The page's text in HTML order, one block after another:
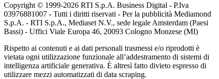
Copyright © 1999-2026 RTI S.p.A. Business Digital - P.Iva
03976881007 - Tutti i diritti riservati - Per la pubblicità Mediamond
S.p.A. - RTI S.p.A., Mediaset N.V., sede legale Amsterdam (Paesi
Bassi) - Uffici Viale Europa 46, 20093 Cologno Monzese (MI)
Rispetto ai contenuti e ai dati personali trasmessi e/o riprodotti è
vietata ogni utilizzazione funzionale all’addestramento di sistemi di
intelligenza artificiale generativa. È altresì fatto divieto espresso di
utilizzare mezzi automatizzati di data scraping.